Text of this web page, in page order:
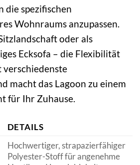
die spezifischen
Wohnraums anzupassen.
oder als
Ecksofa – die Flexibilität
verschiedenste
macht das Lagoon zu einem
für Ihr Zuhause.
DETAILS
Hochwertiger, strapazierfähiger
Polyester-Stoff für angenehme